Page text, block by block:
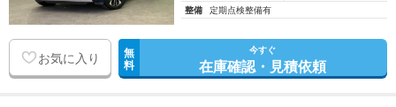
整備 定期点検整備有
お気に入り 無
料
今すぐ
在庫確認・見積依頼